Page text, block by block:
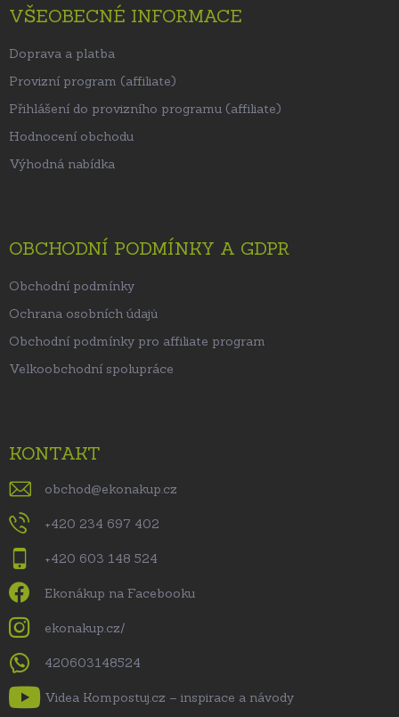
VŠEOBECNÉ INFORMACE
Doprava a platba
Provizní program (affiliate)
Přihlášení do provizního programu (affiliate)
Hodnocení obchodu
Výhodná nabídka
OBCHODNÍ PODMÍNKY A GDPR
Obchodní podmínky
Ochrana osobních údajů
Obchodní podmínky pro affiliate program
Velkoobchodní spolupráce
KONTAKT
obchod@ekonakup.cz
+420 234 697 402
+420 603 148 524
Ekonákup na Facebooku
ekonakup.cz/
420603148524
Videa Kompostuj.cz – inspirace a návody